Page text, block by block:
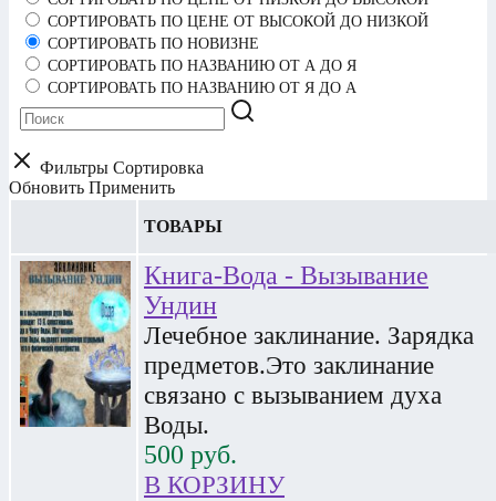
СОРТИРОВАТЬ ПО ЦЕНЕ ОТ ВЫСОКОЙ ДО НИЗКОЙ
СОРТИРОВАТЬ ПО НОВИЗНЕ
СОРТИРОВАТЬ ПО НАЗВАНИЮ ОТ А ДО Я
СОРТИРОВАТЬ ПО НАЗВАНИЮ ОТ Я ДО А
Фильтры Сортировка
Обновить Применить
ТОВАРЫ
Книга-Вода - Вызывание
Ундин
Лечебное заклинание. Зарядка
предметов.Это заклинание
связано с вызыванием духа
Воды.
500 руб.
В КОРЗИНУ